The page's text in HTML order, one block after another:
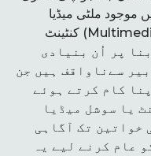
موجود ملٹی میڈیا
کنٹینٹ (Multimedia Content)سُننے، سمجھنے اور
پر اُن بنیادی
سےناواقف ہیں جن
کام کرتے ہوئے
یا سوشل میڈیا
خواتین تک آگاہی
عام کرنے لیے یہ